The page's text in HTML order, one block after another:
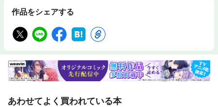
作品をシェアする
あわせてよく買われている本